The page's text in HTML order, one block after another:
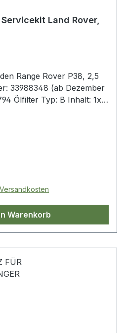
Land Rover,
Range Rover P38, 2,5
33988348 (ab Dezember
Ölfilter Typ: B Inhalt: 1x
Warenkorb